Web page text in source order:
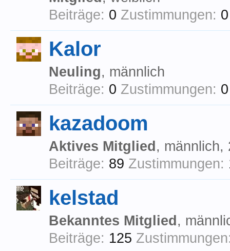
Beiträge: 0 Zustimmungen: 0
Kalor
Neuling, männlich
Beiträge: 0 Zustimmungen: 0
kazadoom
Aktives Mitglied ,
Beiträge: 89 Zustimmungen:
kelstad
Bekanntes Mitglied ,
Beiträge: 125